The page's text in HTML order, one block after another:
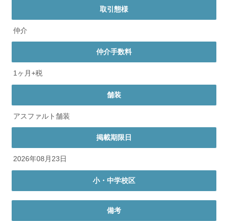
取引態様
仲介
仲介手数料
1ヶ月+税
舗装
アスファルト舗装
掲載期限日
2026年08月23日
小・中学校区
備考